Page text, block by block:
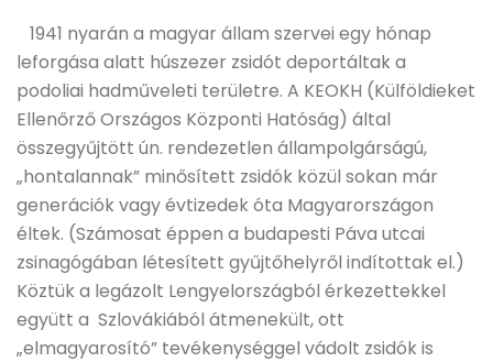
1941 nyarán a magyar állam szervei egy hónap
leforgása alatt húszezer zsidót deportáltak a
podoliai hadműveleti területre. A KEOKH (Külföldieket
Ellenőrző Országos Központi Hatóság) által
összegyűjtött ún. rendezetlen állampolgárságú,
„hontalannak” minősített zsidók közül sokan már
generációk vagy évtizedek óta Magyarországon
éltek. (Számosat éppen a budapesti Páva utcai
zsinagógában létesített gyűjtőhelyről indítottak el.)
Köztük a legázolt Lengyelországból érkezettekkel
együtt a Szlovákiából átmenekült, ott
„elmagyarosító” tevékenységgel vádolt zsidók is